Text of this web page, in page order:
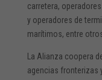
carretera,
y operadores de
marítimos, entre
La Alianza coopera
agencias fronterizas